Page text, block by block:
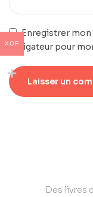
Enregistrer
navigateur pour
Des livres
XOF